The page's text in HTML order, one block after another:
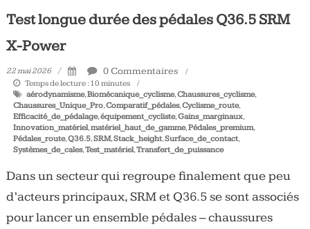
Test longue durée des pédales Q36.5 SRM
X-Power
22 mai 2026 0 Commentaires
Temps de lecture : 10 minutes
aérodynamisme,Biomécanique_cyclisme,Chaussures_cyclisme,
Chaussures_Unique_Pro,Comparatif_pédales,Cyclisme_route,
Efficacité_de_pédalage,équipement_cycliste,Gains_marginaux,
Innovation_matériel,matériel_haut_de_gamme,Pédales_premium,
Pédales_route,Q36.5,SRM,Stack_height,Surface_de_contact,
Systèmes_de_cales,Test_matériel,Transfert_de_puissance
Dans un secteur qui regroupe finalement que peu
d’acteurs principaux, SRM et Q36.5 se sont associés
pour lancer un ensemble pédales – chaussures